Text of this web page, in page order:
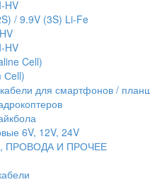
HV
/ 9.9V (3S) Li-Fe
HV
Cell)
Сell)
для смартфонов /
6V, 12V, 24V
ПРОВОДА И ПРОЧЕЕ